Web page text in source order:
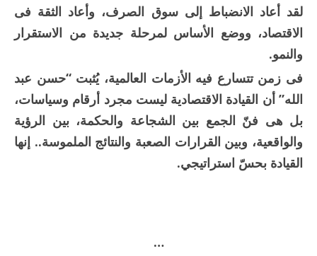
لقد أعاد الانضباط إلى سوق الصرف، وأعاد الثقة فى
الاقتصاد، ووضع الأساس لمرحلة جديدة من الاستقرار
والنمو.
فى زمن تتسارع فيه الأزمات العالمية، يُثبت “حسن عبد
الله” أن القيادة الاقتصادية ليست مجرد أرقام وسياسات،
بل هى فنّ الجمع بين الشجاعة والحكمة، بين الرؤية
والواقعية، وبين القرارات الصعبة والنتائج الملموسة.. إنها
القيادة بحسّ استراتيجي.
…